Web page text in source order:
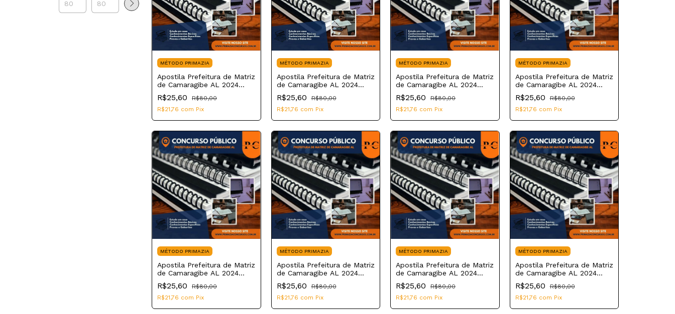
MÉTODO PRIMAZIA
Apostila Prefeitura de Matriz
de Camaragibe AL 2024
Guarda Municipal
R$25,60
R$80,00
R$21,76 com Pix
MÉTODO PRIMAZIA
Apostila Prefeitura de Matriz
de Camaragibe AL 2024
Psicólogo
R$25,60
R$80,00
R$21,76 com Pix
MÉTODO PRIMAZIA
Apostila Prefeitura de Matriz
de Camaragibe AL 2024
Nutricionista
R$25,60
R$80,00
R$21,76 com Pix
MÉTODO PRIMAZIA
Apostila Prefeitura de Matriz
de Camaragibe AL 2024
Fisioterapeuta
R$25,60
R$80,00
R$21,76 com Pix
MÉTODO PRIMAZIA
Apostila Prefeitura de Matriz
de Camaragibe AL 2024
Farmacêutico
R$25,60
R$80,00
R$21,76 com Pix
MÉTODO PRIMAZIA
Apostila Prefeitura de Matriz
de Camaragibe AL 2024
Enfermeiro PSF
R$25,60
R$80,00
R$21,76 com Pix
MÉTODO PRIMAZIA
Apostila Prefeitura de Matriz
de Camaragibe AL 2024
Educador Físico
R$25,60
R$80,00
R$21,76 com Pix
MÉTODO PRIMAZIA
Apostila Prefeitura de Matriz
de Camaragibe AL 2024
Assistente Social
R$25,60
R$80,00
R$21,76 com Pix